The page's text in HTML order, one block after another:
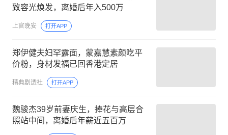
致容光焕发，离婚后年入500万
上官晚安 打开APP
郑伊健夫妇罕露面，蒙嘉慧素颜吃平
价粉，身材发福已回香港定居
精典剧透社 打开APP
魏骏杰39岁前妻庆生，捧花与高层合
照站中间，离婚后年薪近五百万